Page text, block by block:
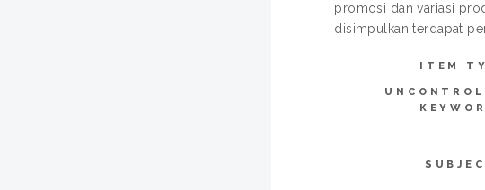
promosi dan variasi
disimpulkan terdapat
ITEM